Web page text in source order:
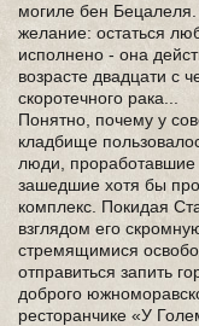
могиле бен
желание: остаться
исполнено - она
возрасте двадцати с
скоротечного рака...
Понятно, почему у
кладбище
люди, проработавшие
зашедшие хотя бы
комплекс. Покидая
взглядом его
стремящимися
отправиться запить
доброго
ресторанчике «У